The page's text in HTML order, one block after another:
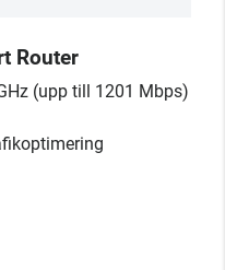
Router
(upp till 1201 Mbps)